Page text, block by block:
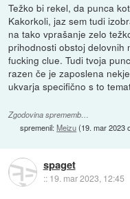
Težko bi rekel, da punca
Kakorkoli, jaz sem tudi
na tako vprašanje zelo
prihodnosti obstoj delovnih
fucking clue. Tudi tvoja
razen če je zaposlena
ukvarja specifično s to
Zgodovina sprememb…
spremenil:Meizu(19. mar 2023
spaget
:: 19. mar 2023, 12:45